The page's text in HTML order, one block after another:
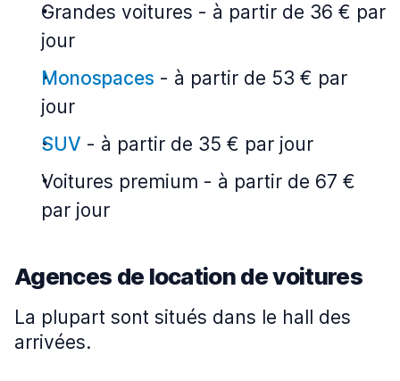
Grandes voitures - à partir de 36 € par
jour
Monospaces - à partir de 53 € par
jour
SUV - à partir de 35 € par jour
Voitures premium - à partir de 67 €
par jour
Agences de location de voitures
La plupart sont situés dans le hall des
arrivées.